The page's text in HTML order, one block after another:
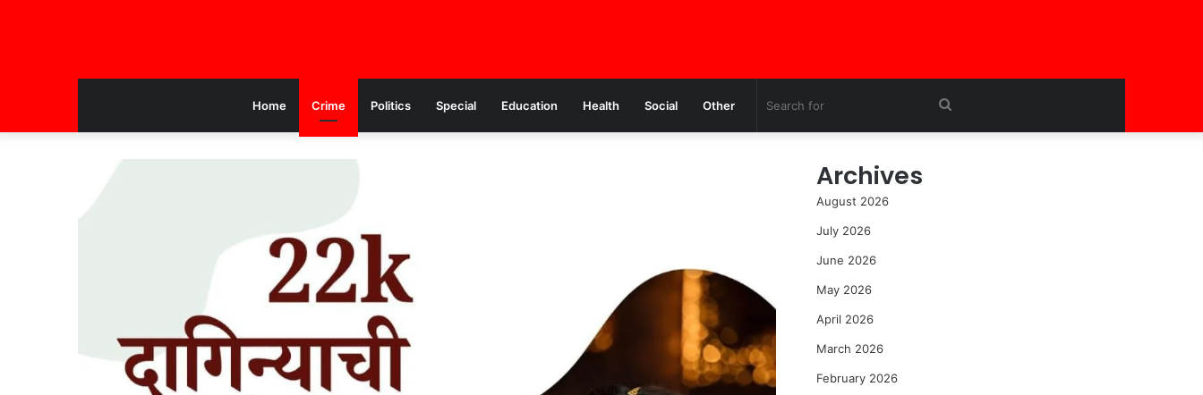
Home Crime Politics Special Education Health Social Other
Archives
August 2026
July 2026
June 2026
May 2026
April 2026
March 2026
February 2026